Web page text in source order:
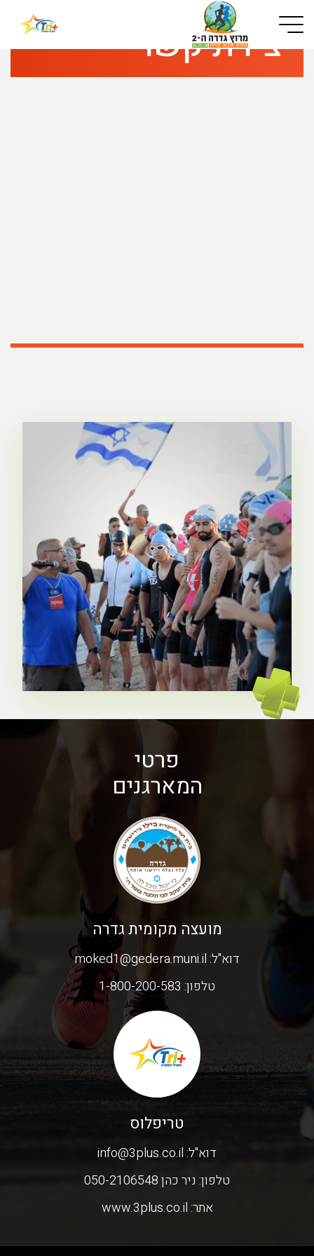
Button used only for devices with a small screen
יצירת קשר
פרטי
המארגנים
מועצה מקומית גדרה
דוא"ל: moked1@gedera.muni.il
טלפון: 1-800-200-583
טריפלוס
דוא"ל:info@3plus.co.il
טלפון: ניר כהן 050-2106548
אתר: www.3plus.co.il